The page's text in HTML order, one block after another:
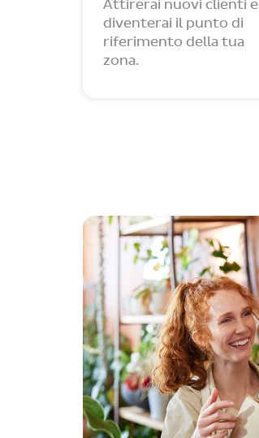
Attirerai nuovi clienti e
diventerai il punto di
riferimento della tua
zona.